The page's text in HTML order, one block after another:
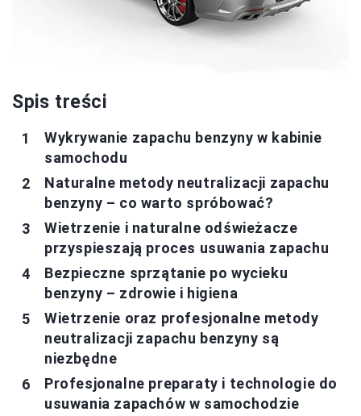
Spis treści
Wykrywanie zapachu benzyny w kabinie
samochodu
Naturalne metody neutralizacji zapachu
benzyny – co warto spróbować?
Wietrzenie i naturalne odświeżacze
przyspieszają proces usuwania zapachu
Bezpieczne sprzątanie po wycieku
benzyny – zdrowie i higiena
Wietrzenie oraz profesjonalne metody
neutralizacji zapachu benzyny są
niezbędne
Profesjonalne preparaty i technologie do
usuwania zapachów w samochodzie